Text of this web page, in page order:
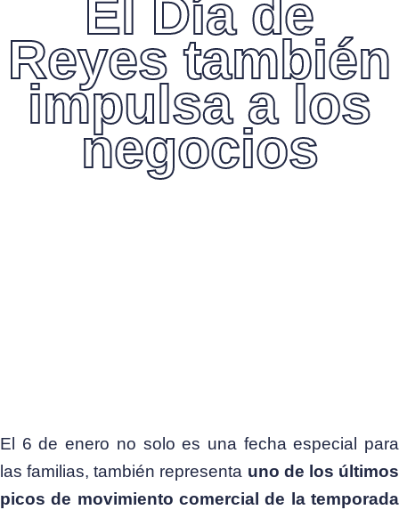
El Día de
Reyes también
impulsa a los
negocios
El 6 de enero no solo es una fecha especial para
las familias, también representa uno de los últimos
picos de movimiento comercial de la temporada